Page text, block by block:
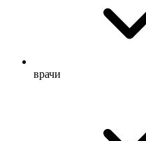
врачи